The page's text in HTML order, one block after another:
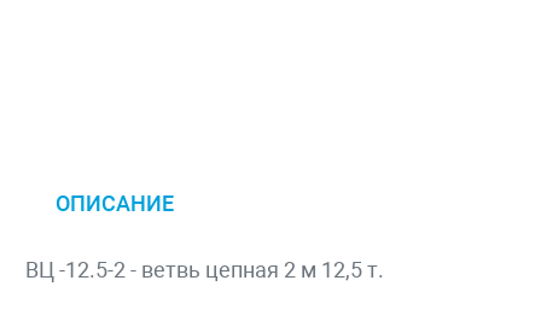
ОПИСАНИЕ
ВЦ -12.5-2 - ветвь цепная 2 м 12,5 т.